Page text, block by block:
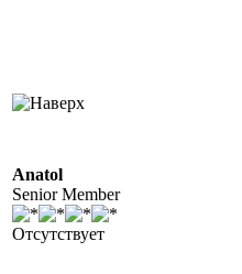
Anatol
Senior Member
Отсутствует